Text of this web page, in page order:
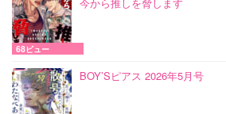
68ビュー
BOY’Sピアス 2026年5月号